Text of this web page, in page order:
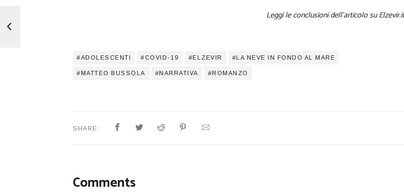
Leggi le conclusioni dell’articolo su Elzevir.it
ADOLESCENTI COVID-19 ELZEVIR LA NEVE IN FONDO AL MARE
MATTEO BUSSOLA NARRATIVA ROMANZO
SHARE:
Comments